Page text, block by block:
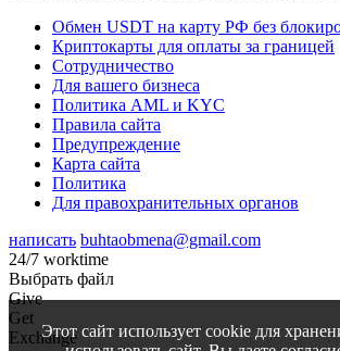
Обмен USDT на карту РФ без
Криптокарты для оплаты за границей
Сотрудничество
Для вашего бизнеса
Политика AML и KYC
Правила сайта
Предупреждение
Карта сайта
Политика
Для правохранительных органов
написать buhtaobmena@gmail.com
24/7 worktime
Выбрать файл
Give
Get
Exchange
Этот сайт использует cookie для